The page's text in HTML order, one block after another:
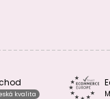
kvalita